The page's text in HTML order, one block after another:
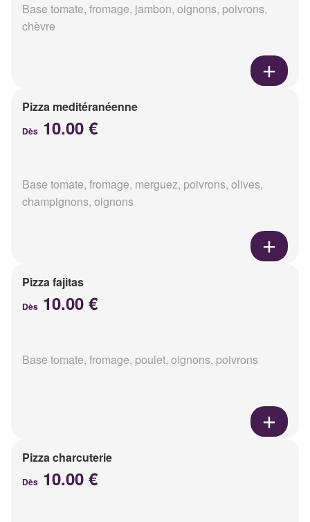
Base tomate, fromage, jambon, oignons, poivrons,
chèvre
Pizza meditéranéenne
Dès 10.00 €
Base tomate, fromage, merguez, poivrons, olives,
champignons, oignons
Pizza fajitas
Dès 10.00 €
Base tomate, fromage, poulet, oignons, poivrons
Pizza charcuterie
Dès 10.00 €